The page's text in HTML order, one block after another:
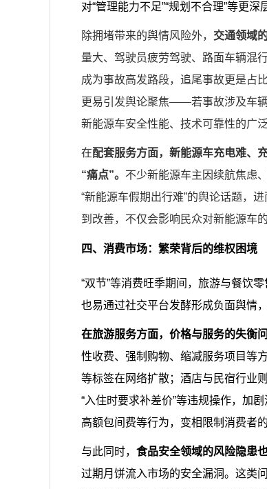
对“管理能力不足”“规划不合理”等更深
除拥堵带来的舆情风险外， 交通领域
量大、驾驶员疲劳驾驶、路面车辆混
成为事故高发路段，追尾事故更是占
更易引发舆论聚焦——若事故涉及车
新能源车安全性能、技术可靠性的广泛
在配套服务方面，新能源车充电难、
“痛点”。 不少新能源车主因续航焦虑
“新能源车假期出行难”的舆论话题，
到改善，不仅会影响民众对新能源车
四、消费市场：繁荣背后的维权困境
“双节”等消费旺季期间，旅游与餐饮
也易通过社交平台发酵形成负面舆情
在旅游服务方面，价格与服务的失衡
性收费、强制购物、缩减服务项目等
等标签在网络扩散；酒店与民宿行业
“入住时要求补差价”等违规操作，加
高额包间费等行为，变相限制消费者
与此同时，食品安全领域的风险隐患
过期月饼流入市场的安全漏洞。这类